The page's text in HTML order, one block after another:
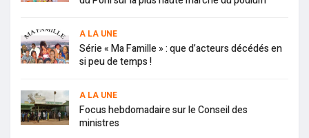
A LA UNE
Série « Ma Famille » : que d’acteurs décédés en
si peu de temps !
A LA UNE
Focus hebdomadaire sur le Conseil des
ministres